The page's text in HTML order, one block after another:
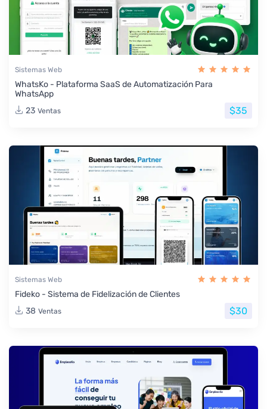
Sistemas Web
WhatsKo - Plataforma SaaS de Automatización Para
WhatsApp
23 Ventas $35
Sistemas Web
Fideko - Sistema de Fidelización de Clientes
38 Ventas $30